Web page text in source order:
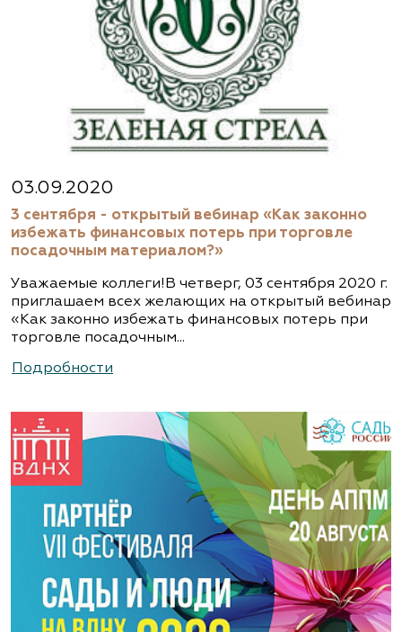
03.09.2020
3 сентября - открытый вебинар «Как законно
избежать финансовых потерь при торговле
посадочным материалом?»
Уважаемые коллеги!В четверг, 03 сентября 2020 г.
приглашаем всех желающих на открытый вебинар
«Как законно избежать финансовых потерь при
торговле посадочным...
Подробности